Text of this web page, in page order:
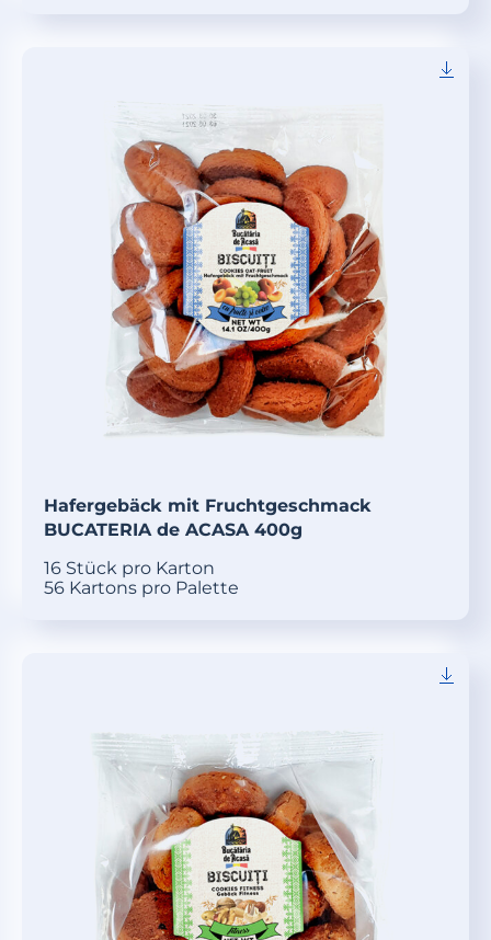
Hafergebäck mit Fruchtgeschmack
BUCATERIA de ACASA 400g
16 Stück pro Karton
56 Kartons pro Palette